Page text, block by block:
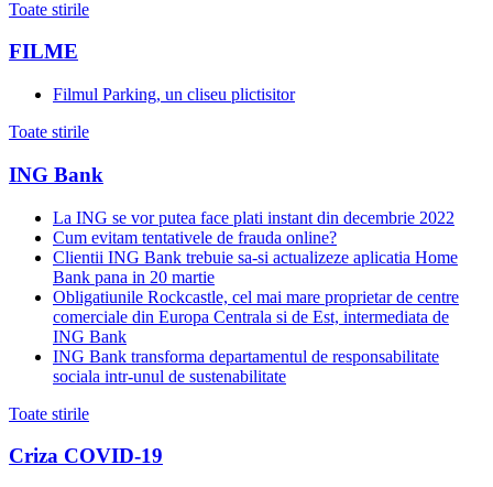
Toate stirile
FILME
Filmul Parking, un cliseu plictisitor
Toate stirile
ING Bank
La ING se vor putea face plati instant din decembrie 2022
Cum evitam tentativele de frauda online?
Clientii ING Bank trebuie sa-si actualizeze aplicatia Home
Bank pana in 20 martie
Obligatiunile Rockcastle, cel mai mare proprietar de centre
comerciale din Europa Centrala si de Est, intermediata de
ING Bank
ING Bank transforma departamentul de responsabilitate
sociala intr-unul de sustenabilitate
Toate stirile
Criza COVID-19